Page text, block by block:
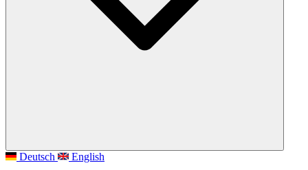
Deutsch
English